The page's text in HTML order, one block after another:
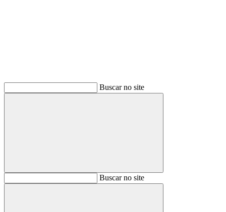
Buscar no site
BuscarBuscar no site